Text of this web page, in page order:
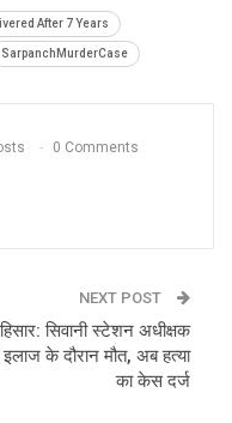
After 7 Years
SarpanchMurderCase
0 Comments
NEXT POST
हिसार: सिवानी स्टेशन अधीक्षक
के दौरान मौत, अब हत्या
का केस दर्ज